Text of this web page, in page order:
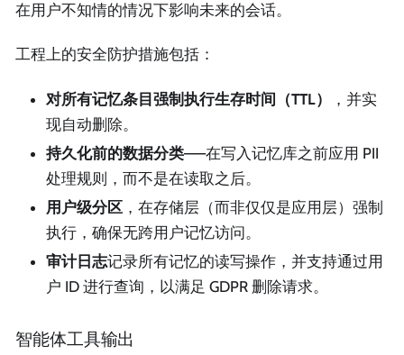
在用户不知情的情况下影响未来的会话。
工程上的安全防护措施包括：
对所有记忆条目强制执行生存时间（TTL）
，并实
现自动删除。
持久化前的数据分类——在写入记忆库之前应用 PII
处理规则，而不是在读取之后。
用户级分区 ，在存储层（而非仅仅是应用层）强制
执行，确保无跨用户记忆访问。
审计日志记录所有记忆的读写操作，并支持通过用
户 ID 进行查询，以满足 GDPR 删除请求。
智能体工具输出